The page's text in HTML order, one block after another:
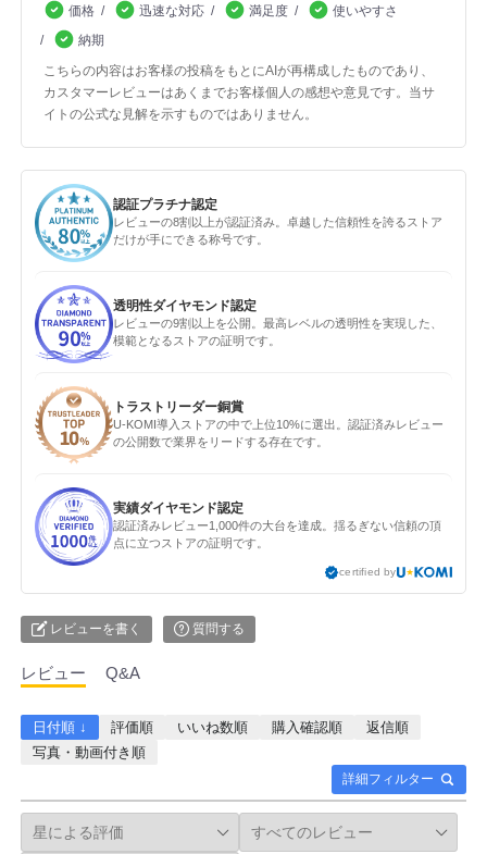
価格 迅速な対応 満足度
使いやすさ
納期
こちらの内容はお客様の投稿をもとにAIが再構成したものであり、
カスタマーレビューはあくまでお客様個人の感想や意見です。当サ
イトの公式な見解を示すものではありません。
認証プラチナ認定
レビューの8割以上が認証済み。卓越した信頼性を誇るストア
だけが手にできる称号です。
透明性ダイヤモンド認定
レビューの9割以上を公開。最高レベルの透明性を実現した、
模範となるストアの証明です。
トラストリーダー銅賞
U-KOMI導入ストアの中で上位10%に選出。認証済みレビュー
の公開数で業界をリードする存在です。
実績ダイヤモンド認定
認証済みレビュー1,000件の大台を達成。揺るぎない信頼の頂
点に立つストアの証明です。
certified by
レビューを書く 質問する
レビュー Q&A
詳細フィルター
日付順 ↓ 評価順 いいね数順 購入確認順
返信順
写真・動画付き順